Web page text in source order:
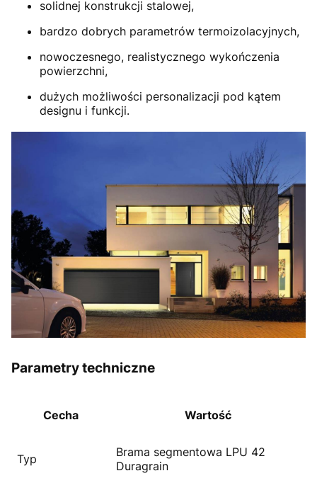
solidnej konstrukcji stalowej,
bardzo dobrych parametrów termoizolacyjnych,
nowoczesnego, realistycznego wykończenia
powierzchni,
dużych możliwości personalizacji pod kątem
designu i funkcji.
Parametry techniczne
Cecha Wartość
Typ
Brama segmentowa LPU 42
Duragrain